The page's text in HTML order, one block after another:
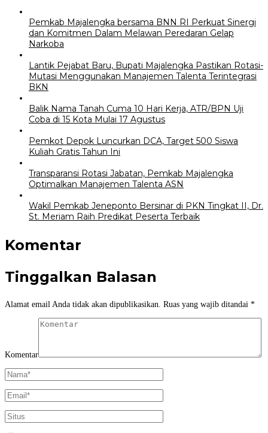
Pemkab Majalengka bersama BNN RI Perkuat Sinergi
dan Komitmen Dalam Melawan Peredaran Gelap
Narkoba
Lantik Pejabat Baru, Bupati Majalengka Pastikan Rotasi-
Mutasi Menggunakan Manajemen Talenta Terintegrasi
BKN
Balik Nama Tanah Cuma 10 Hari Kerja, ATR/BPN Uji
Coba di 15 Kota Mulai 17 Agustus
Pemkot Depok Luncurkan DCA, Target 500 Siswa
Kuliah Gratis Tahun Ini
Transparansi Rotasi Jabatan, Pemkab Majalengka
Optimalkan Manajemen Talenta ASN
Wakil Pemkab Jeneponto Bersinar di PKN Tingkat II, Dr.
St. Meriam Raih Predikat Peserta Terbaik
Komentar
Tinggalkan Balasan
Alamat email Anda tidak akan dipublikasikan. Ruas yang wajib ditandai *
Komentar